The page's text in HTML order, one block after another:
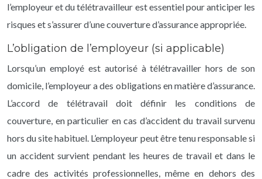
l’employeur et du télétravailleur est essentiel pour anticiper les
risques et s’assurer d’une couverture d’assurance appropriée.
L’obligation de l’employeur (si applicable)
Lorsqu’un employé est autorisé à télétravailler hors de son
domicile, l’employeur a des obligations en matière d’assurance.
L’accord de télétravail doit définir les conditions de
couverture, en particulier en cas d’accident du travail survenu
hors du site habituel. L’employeur peut être tenu responsable si
un accident survient pendant les heures de travail et dans le
cadre des activités professionnelles, même en dehors des